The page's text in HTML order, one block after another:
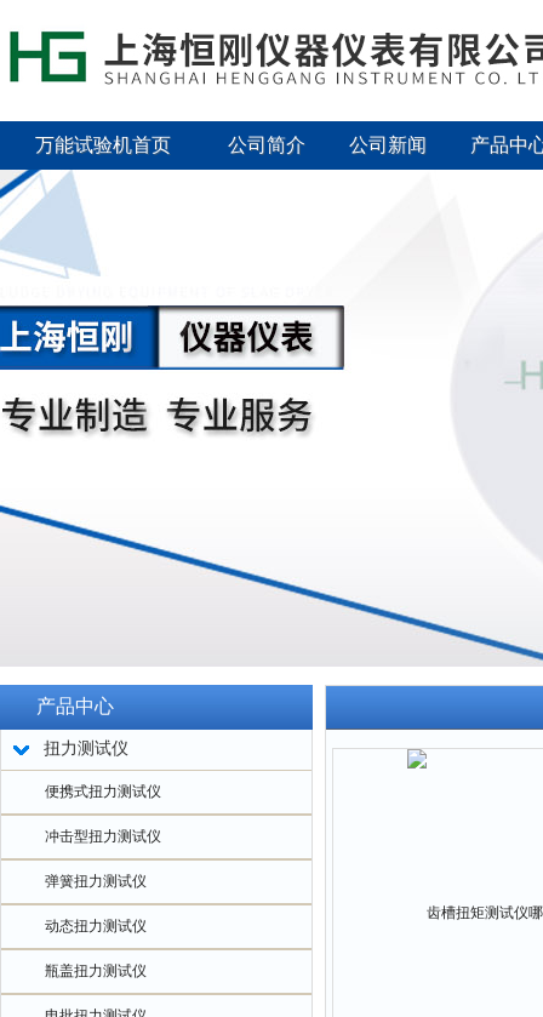
万能试验机首页 公司简介 公司新闻 产品中
产品中心
扭力测试仪
便携式扭力测试仪
冲击型扭力测试仪
弹簧扭力测试仪
动态扭力测试仪
瓶盖扭力测试仪